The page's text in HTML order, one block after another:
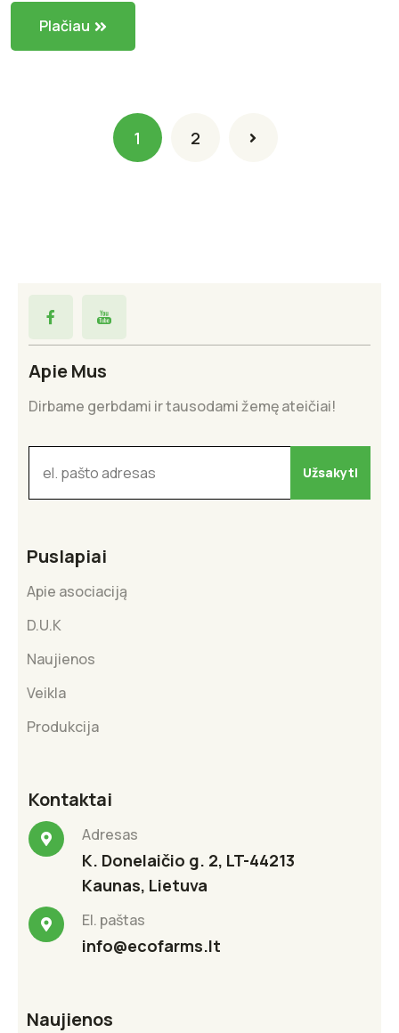
Plačiau
1 2
Apie Mus
Dirbame gerbdami ir tausodami žemę ateičiai!
Puslapiai
Apie asociaciją
D.U.K
Naujienos
Veikla
Produkcija
Kontaktai
Adresas
K. Donelaičio g. 2, LT-44213
Kaunas, Lietuva
El. paštas
info@ecofarms.lt
Naujienos